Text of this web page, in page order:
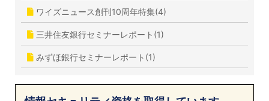
ワイズニュース創刊10周年特集(4)
三井住友銀行セミナーレポート(1)
みずほ銀行セミナーレポート(1)